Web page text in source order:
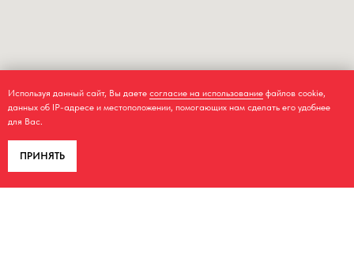
Используя данный сайт, Вы даете согласие на использование файлов cookie,
данных об IP-адресе и местоположении, помогающих нам сделать его удобнее
для Вас.
ПРИНЯТЬ